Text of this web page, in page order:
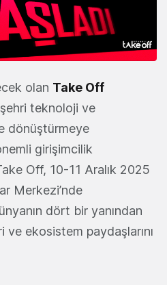
olan Take Off
teknoloji ve
dönüştürmeye
girişimcilik
Off, 10-11 Aralık 2025
Merkezi’nde
dört bir yanından
ve ekosistem paydaşlarını